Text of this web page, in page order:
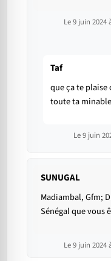
Le 9 juin 2024
Taf
que ça te
toute ta
Le 9 juin
SUNUGAL
Madiambal, Gfm;
Sénégal que vous
Le 9 juin 2024